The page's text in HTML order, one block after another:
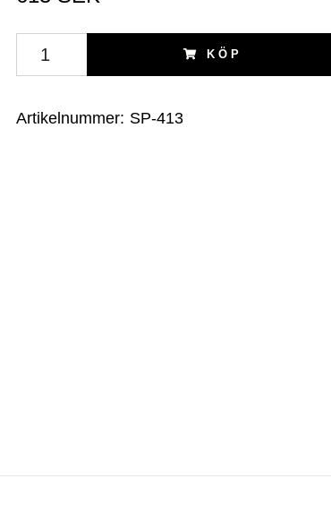
KÖP
Artikelnummer: SP-413